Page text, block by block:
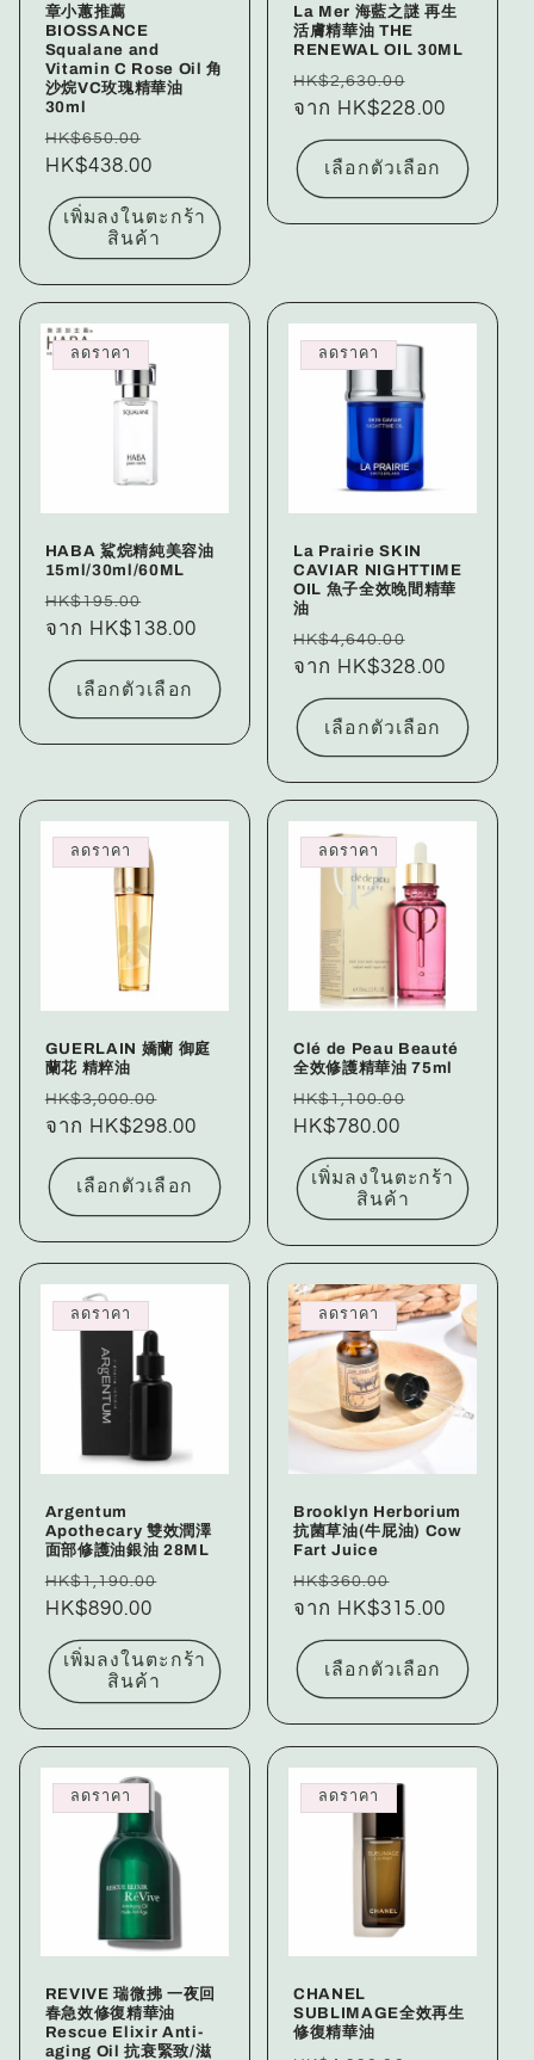
章小蕙推薦
BIOSSANCE
Squalane and
Vitamin C Rose Oil 角
沙烷VC玫瑰精華油
30ml
ราคา
ปกติ
HK$650.00
HK$438.00
เพิ่มลงในตะกร้า
สินค้า
La Mer 海藍之謎 再生
活膚精華油 THE
RENEWAL OIL 30ML
ราคา
ปกติ
HK$2,630.00
โปรโมชัน
จาก HK$228.00
เลือกตัวเลือก
ลดราคา
HABA 鯊烷精純美容油
15ml/30ml/60ML
ราคา
ปกติ
HK$195.00
โปรโมชัน
จาก HK$138.00
เลือกตัวเลือก
ลดราคา
La Prairie SKIN
CAVIAR NIGHTTIME
OIL 魚子全效晚間精華
油
ราคา
ปกติ
HK$4,640.00
โปรโมชัน
จาก HK$328.00
เลือกตัวเลือก
ลดราคา
GUERLAIN 嬌蘭 御庭
蘭花 精粹油
ราคา
ปกติ
HK$3,000.00
โปรโมชัน
จาก HK$298.00
เลือกตัวเลือก
ลดราคา
Clé de Peau Beauté
全效修護精華油 75ml
ราคา
ปกติ
HK$1,100.00
HK$780.00
เพิ่มลงในตะกร้า
สินค้า
ลดราคา
Argentum
Apothecary 雙效潤澤
面部修護油銀油 28ML
ราคา
ปกติ
HK$1,190.00
HK$890.00
เพิ่มลงในตะกร้า
สินค้า
ลดราคา
Brooklyn Herborium
抗菌草油(牛屁油) Cow
Fart Juice
ราคา
ปกติ
HK$360.00
โปรโมชัน
จาก HK$315.00
เลือกตัวเลือก
ลดราคา
REVIVE 瑞微拂 一夜回
春急效修復精華油
Rescue Elixir Anti-
aging Oil 抗衰緊致/滋
ลดราคา
CHANEL
SUBLIMAGE全效再生
修復精華油